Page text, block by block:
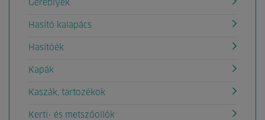
Gereblyék
Hasító kalapács
Hasítóék
Kapák
Kaszák, tartozékok
Kerti- és metszőollók